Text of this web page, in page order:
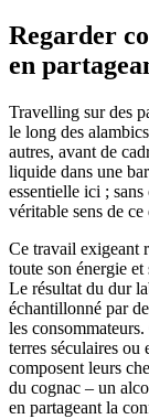
Regarder
en
Travelling sur des
le long des
autres, avant de
liquide dans une
essentielle ici ;
véritable sens de
Ce travail exigeant
toute son énergie
Le résultat du dur
échantillonné par
les
terres séculaires ou
composent leurs
du cognac – un
en partageant la